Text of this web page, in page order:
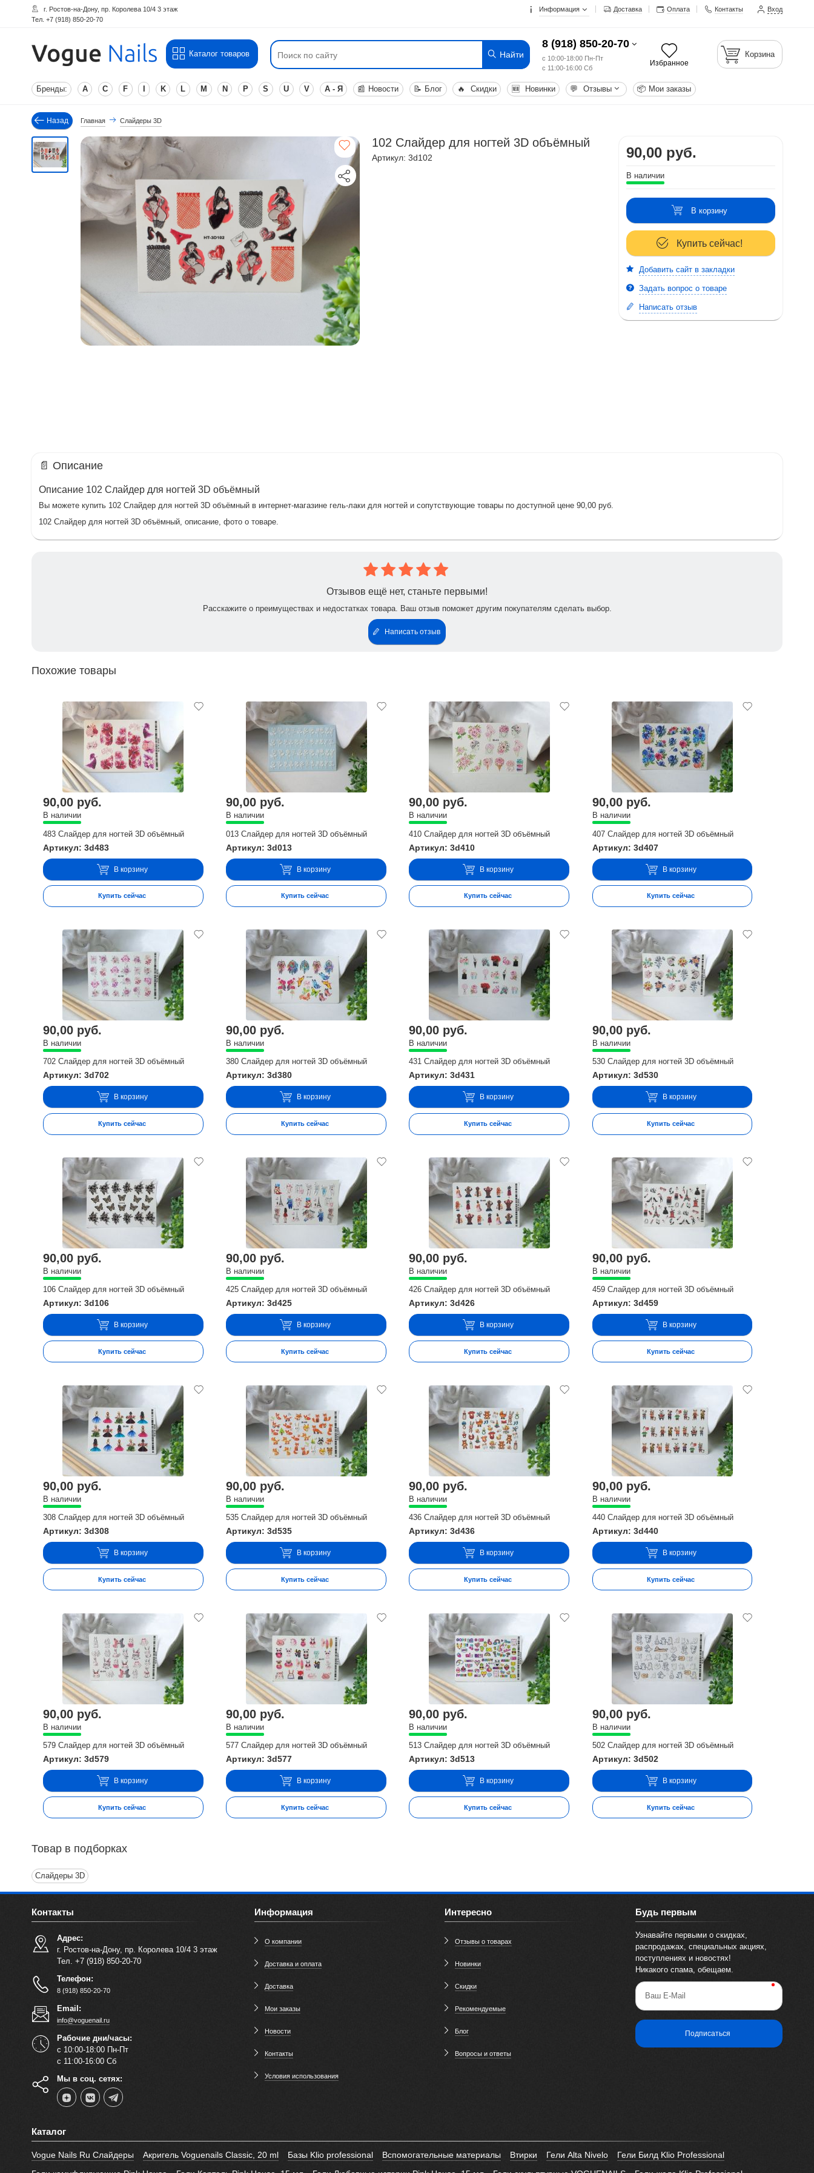
г. Ростов-на-Дону, пр. Королева 10/4 3 этаж
Тел. +7 (918) 850-20-70
Информация Доставка Оплата Контакты Вход
Каталог товаров Найти
8 (918) 850-20-70
с 10:00-18:00 Пн-Пт
с 11:00-16:00 Сб
Избранное
Корзина
Бренды: A C F K L M N P S U V А - Я 📰 Новости 📝 Блог 🔥 Скидки 🆕 Новинки 💬 Отзывы 📦 Мои заказы
Назад Главная Слайдеры 3D
102 Слайдер для ногтей 3D объёмный
Артикул: 3d102 90,00 руб.
В наличии
В корзину
Купить сейчас!
Добавить сайт в закладки
Задать вопрос о товаре
Написать отзыв
📄 Описание
Описание 102 Слайдер для ногтей 3D объёмный
Вы можете купить 102 Слайдер для ногтей 3D объёмный в интернет-магазине гель-лаки для ногтей и сопутствующие товары по доступной цене 90,00 руб.
102 Слайдер для ногтей 3D объёмный, описание, фото о товаре.
Отзывов ещё нет, станьте первыми!
Расскажите о преимуществах и недостатках товара. Ваш отзыв поможет другим покупателям сделать выбор.
Написать отзыв
Похожие товары
90,00 руб.
В наличии
483 Слайдер для ногтей 3D объёмный
Артикул: 3d483
В корзину
Купить сейчас
90,00 руб.
В наличии
013 Слайдер для ногтей 3D объёмный
Артикул: 3d013
В корзину
Купить сейчас
90,00 руб.
В наличии
410 Слайдер для ногтей 3D объёмный
Артикул: 3d410
В корзину
Купить сейчас
90,00 руб.
В наличии
407 Слайдер для ногтей 3D объёмный
Артикул: 3d407
В корзину
Купить сейчас
90,00 руб.
В наличии
702 Слайдер для ногтей 3D объёмный
Артикул: 3d702
В корзину
Купить сейчас
90,00 руб.
В наличии
380 Слайдер для ногтей 3D объёмный
Артикул: 3d380
В корзину
Купить сейчас
90,00 руб.
В наличии
431 Слайдер для ногтей 3D объёмный
Артикул: 3d431
В корзину
Купить сейчас
90,00 руб.
В наличии
530 Слайдер для ногтей 3D объёмный
Артикул: 3d530
В корзину
Купить сейчас
90,00 руб.
В наличии
106 Слайдер для ногтей 3D объёмный
Артикул: 3d106
В корзину
Купить сейчас
90,00 руб.
В наличии
425 Слайдер для ногтей 3D объёмный
Артикул: 3d425
В корзину
Купить сейчас
90,00 руб.
В наличии
426 Слайдер для ногтей 3D объёмный
Артикул: 3d426
В корзину
Купить сейчас
90,00 руб.
В наличии
459 Слайдер для ногтей 3D объёмный
Артикул: 3d459
В корзину
Купить сейчас
90,00 руб.
В наличии
308 Слайдер для ногтей 3D объёмный
Артикул: 3d308
В корзину
Купить сейчас
90,00 руб.
В наличии
535 Слайдер для ногтей 3D объёмный
Артикул: 3d535
В корзину
Купить сейчас
90,00 руб.
В наличии
436 Слайдер для ногтей 3D объёмный
Артикул: 3d436
В корзину
Купить сейчас
90,00 руб.
В наличии
440 Слайдер для ногтей 3D объёмный
Артикул: 3d440
В корзину
Купить сейчас
90,00 руб.
В наличии
579 Слайдер для ногтей 3D объёмный
Артикул: 3d579
В корзину
Купить сейчас
90,00 руб.
В наличии
577 Слайдер для ногтей 3D объёмный
Артикул: 3d577
В корзину
Купить сейчас
90,00 руб.
В наличии
513 Слайдер для ногтей 3D объёмный
Артикул: 3d513
В корзину
Купить сейчас
90,00 руб.
В наличии
502 Слайдер для ногтей 3D объёмный
Артикул: 3d502
В корзину
Купить сейчас
Товар в подборках
Слайдеры 3D
Контакты
Адрес:
г. Ростов-на-Дону, пр. Королева 10/4 3 этаж
Тел. +7 (918) 850-20-70
Телефон:
8 (918) 850-20-70
Email:
info@voguenail.ru
Рабочие дни/часы:
с 10:00-18:00 Пн-Пт
с 11:00-16:00 Сб
Мы в соц. сетях:
Информация
О компании
Доставка и оплата
Доставка
Мои заказы
Новости
Контакты
Условия использования
Интересно
Отзывы о товарах
Новинки
Скидки
Рекомендуемые
Блог
Вопросы и ответы
Будь первым
Узнавайте первыми о скидках,
распродажах, специальных акциях,
поступлениях и новостях!
Никакого спама, обещаем.
Ваш E-Mail
Подписаться
Каталог
Vogue Nails Ru Слайдеры Акригель Voguenails Classic, 20 ml Базы Klio professional Вспомогательные материалы Втирки Гели Alta Nivelo
Гели Билд Klio Professional